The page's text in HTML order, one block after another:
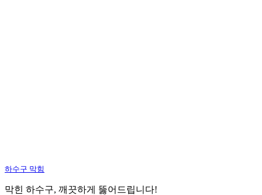
하수구 막힘
막힌 하수구, 깨끗하게 뚫어드립니다!